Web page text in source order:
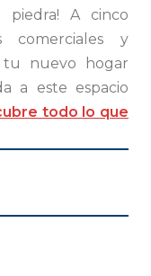
A cinco
comerciales y
tu nuevo hogar
a este espacio
todo lo que